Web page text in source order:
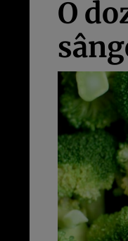
O